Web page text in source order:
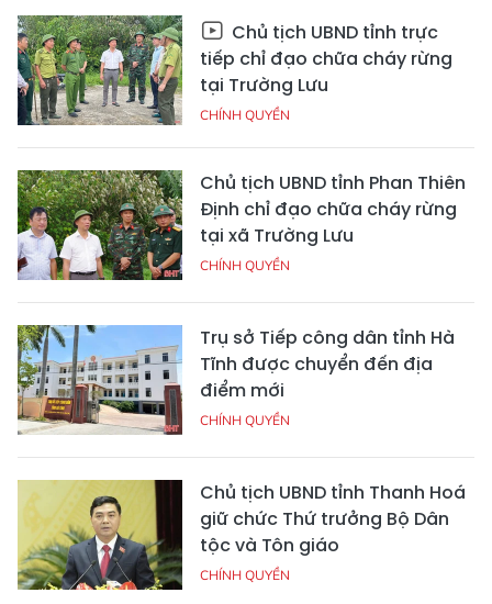
Chủ tịch UBND tỉnh trực
tiếp chỉ đạo chữa cháy rừng
tại Trường Lưu
CHÍNH QUYỀN
Chủ tịch UBND tỉnh Phan Thiên
Định chỉ đạo chữa cháy rừng
tại xã Trường Lưu
CHÍNH QUYỀN
Trụ sở Tiếp công dân tỉnh Hà
Tĩnh được chuyển đến địa
điểm mới
CHÍNH QUYỀN
Chủ tịch UBND tỉnh Thanh Hoá
giữ chức Thứ trưởng Bộ Dân
tộc và Tôn giáo
CHÍNH QUYỀN